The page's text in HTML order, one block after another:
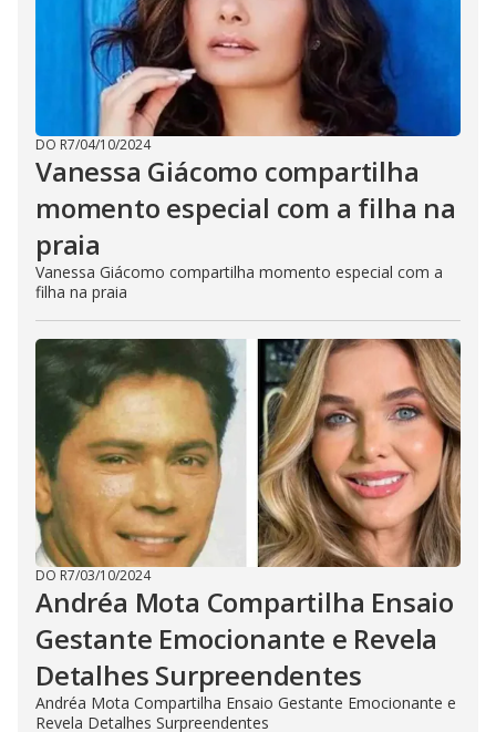
DO R7/04/10/2024
Vanessa Giácomo compartilha
momento especial com a filha na
praia
Vanessa Giácomo compartilha momento especial com a
filha na praia
DO R7/03/10/2024
Andréa Mota Compartilha Ensaio
Gestante Emocionante e Revela
Detalhes Surpreendentes
Andréa Mota Compartilha Ensaio Gestante Emocionante e
Revela Detalhes Surpreendentes